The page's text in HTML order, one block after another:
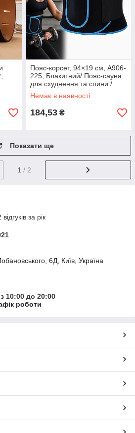
Пояс-корсет, 94×19 см, A906-
225, Блакитний/ Пояс-сауна
для схуднення та спини /
Пояс для тренувань і
спалювання жиру
Немає в наявності
184,53 ₴
Показати ще
1 / 2
за рік
6Д, Київ, Україна
10:00 до 20:00
роботи